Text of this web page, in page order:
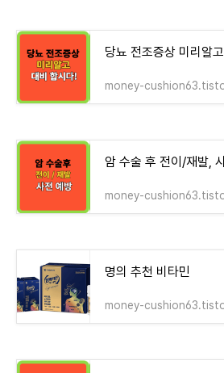
당뇨 전조증상 미리알
money-
암 수술 후 전이/재발,
money-
명의 추천 비타민
money-